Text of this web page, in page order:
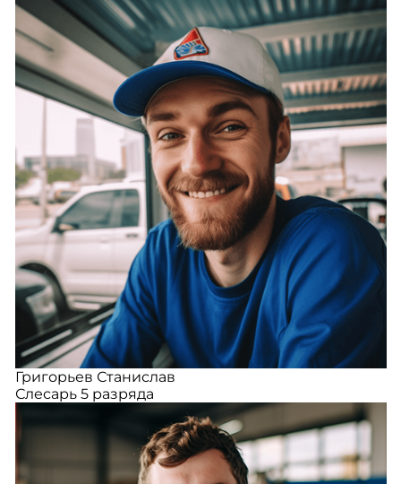
Григорьев Станислав
Слесарь 5 разряда